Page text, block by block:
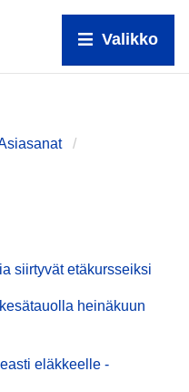
Valikko
siirtyvät etäkursseiksi
heinäkuun
eläkkeelle -